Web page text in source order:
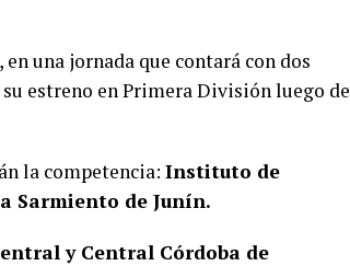
, en una jornada que contará con dos
estreno en Primera División luego de
la competencia: Instituto de
Sarmiento de Junín.
y Central Córdoba de